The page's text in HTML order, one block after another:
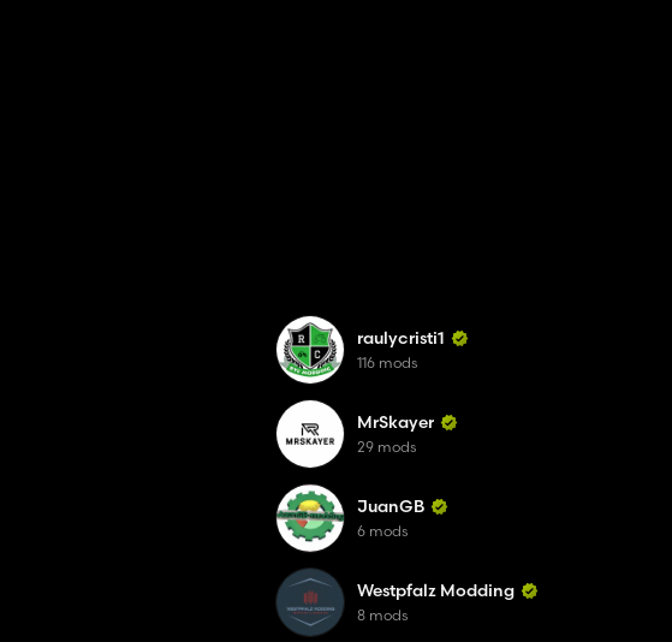
raulycristi1
116 mods
MrSkayer
29 mods
JuanGB
6 mods
Westpfalz Modding
8 mods